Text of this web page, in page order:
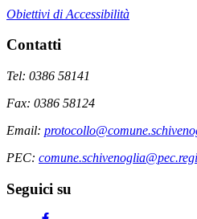
Obiettivi di Accessibilità
Contatti
Tel: 0386 58141
Fax: 0386 58124
Email:
PEC:
Seguici su